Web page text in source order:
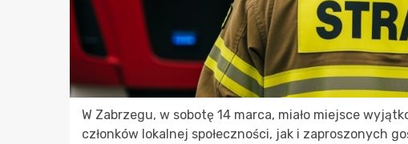
W Zabrzegu, w sobotę 14 marca, miało miejsce
członków lokalnej społeczności, jak i zaproszonych